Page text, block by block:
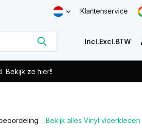
Klantenservice
Incl.Excl.BTW
Account
Bekijk ze hier!!
Bekijk alles Vinyl vloerkleden